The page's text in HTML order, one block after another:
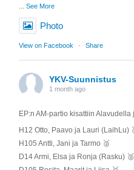
... See More
Photo
View on Facebook · Share
YKV-Suunnistus
1 month ago
EP:n AM-partio kisattiin
H12 Otto, Paavo ja Lauri (LaihLu)
H105 Antti, Jani ja Tarmo 🥈
D14 Armi, Elsa ja Ronja (Rasku) 🥈